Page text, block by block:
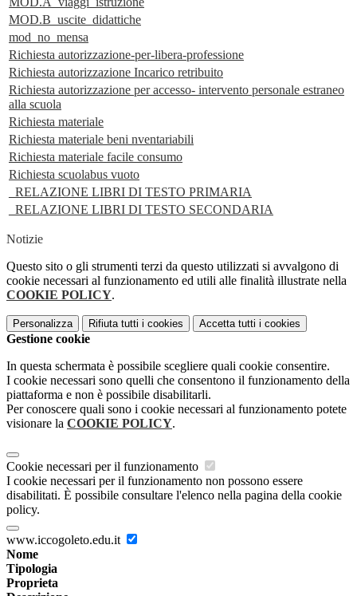
MOD.B_uscite_didattiche
mod_no_mensa
Richiesta autorizzazione-per-libera-professione
Richiesta autorizzazione Incarico retribuito
Richiesta autorizzazione per accesso- intervento personale estraneo
alla scuola
Richiesta materiale
Richiesta materiale beni nventariabili
Richiesta materiale facile consumo
Richiesta scuolabus vuoto
_RELAZIONE LIBRI DI TESTO PRIMARIA
_RELAZIONE LIBRI DI TESTO SECONDARIA
Notizie
Questo sito o gli strumenti terzi da questo utilizzati si avvalgono di
cookie necessari al funzionamento ed utili alle finalità illustrate nella
COOKIE POLICY.
Personalizza Rifiuta tutti i cookies Accetta tutti i cookies
Gestione cookie
In questa schermata è possibile scegliere quali cookie consentire.
I cookie necessari sono quelli che consentono il funzionamento della
piattaforma e non è possibile disabilitarli.
Per conoscere quali sono i cookie necessari al funzionamento potete
visionare la COOKIE POLICY.
Cookie necessari per il funzionamento
I cookie necessari per il funzionamento non possono essere
disabilitati. È possibile consultare l'elenco nella pagina della cookie
policy.
www.iccogoleto.edu.it
Nome
Tipologia
Proprieta